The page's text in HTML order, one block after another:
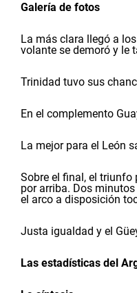
Galería de fotos
La más clara llegó a
volante se demoró y le
Trinidad tuvo sus
En el complemento
La mejor para el León
Sobre el final, el triunfo
por arriba. Dos
el arco a disposición
Justa igualdad y el
Las estadísticas del